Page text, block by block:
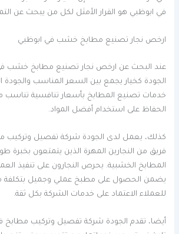
في ابوظبي هو القرار الأمثل لكل من يبحث عن
ارخص نجار تصنيع مطابخ خشب في ابوظبي
عند البحث عن ارخص نجار تصنيع مطابخ خشب في
الجودة كخيار يجمع بين السعر المناسب والجودة
خدمات تصنيع المطابخ بأسعار تنافسية تناسب
الحفاظ على استخدام أفضل المواد.
كذلك، يعمل لدى الجودة شركة تفصيل وتركيب
فريق من النجارين المهرة الذين يتمتعون بخبرة
المطابخ الخشبية. يحرص النجارون على تنفيذ
يضمن الحصول على مطبخ عملي وجميل بتكلفة
للعملاء الاعتماد على خدمات الشركة بكل ثقة.
أيضا، تقدم الجودة شركة تفصيل وتركيب مطابخ